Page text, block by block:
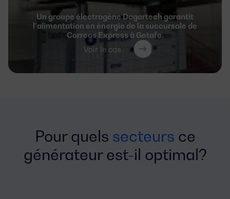
Un groupe électrogène Dagartech garantit
l’alimentation en énergie de la succursale de
Correos Express à Getafe.
Voir le cas
Pour quels secteurs ce
générateur est-il optimal?